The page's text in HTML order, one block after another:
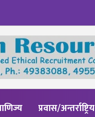
प्रवास/अन्तर्राष्ट्रिय